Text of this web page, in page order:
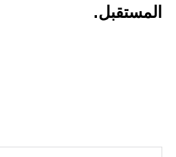
المستقبل.